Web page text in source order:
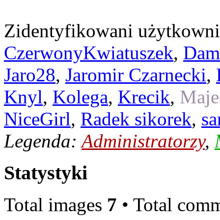
Zidentyfikowani
CzerwonyKwiatuszek,
Jaro28, Jaromir Czarnecki,
Knyl, Kolega, Krecik,
NiceGirl, Radek sikorek,
Legenda:Administratorzy,
Statystyki
Total images 7 • Total